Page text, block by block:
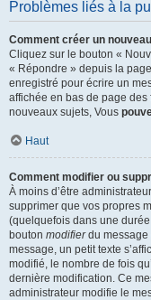
Problèmes liés à la
Comment créer un
Cliquez sur le bouton «
« Répondre » depuis la
enregistré pour écrire un
affichée en bas de page des
nouveaux sujets, Vous
Haut
Comment modifier ou
À moins d’être
supprimer que vos propres
(quelquefois dans une
bouton modifierdu message
message, un petit texte
modifié, le nombre de fois
dernière modification. Ce
administrateur modifie le